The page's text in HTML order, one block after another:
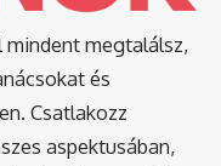
megtalálsz,
és
Csatlakozz
aspektusában,